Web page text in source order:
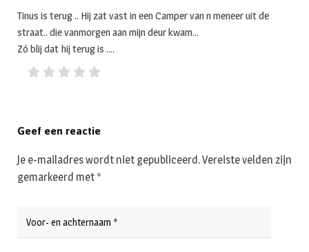
Tinus is terug .. Hij zat vast in een Camper van n meneer uit de
straat.. die vanmorgen aan mijn deur kwam…
Zó blij dat hij terug is ….
Geef een reactie
Je e-mailadres wordt niet gepubliceerd.Vereiste velden zijn
gemarkeerd met *